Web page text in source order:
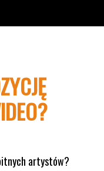
artystów?